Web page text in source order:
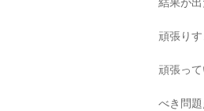
頑張り
頑張っ
べき問題